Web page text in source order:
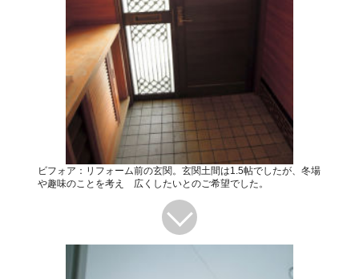
ビフォア：リフォーム前の玄関。玄関土間は1.5帖でしたが、冬場
や趣味のことを考え 広くしたいとのご希望でした。